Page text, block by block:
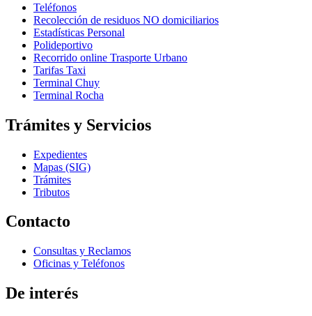
Teléfonos
Recolección de residuos NO domiciliarios
Estadísticas Personal
Polideportivo
Recorrido online Trasporte Urbano
Tarifas Taxi
Terminal Chuy
Terminal Rocha
Trámites y Servicios
Expedientes
Mapas (SIG)
Trámites
Tributos
Contacto
Consultas y Reclamos
Oficinas y Teléfonos
De interés